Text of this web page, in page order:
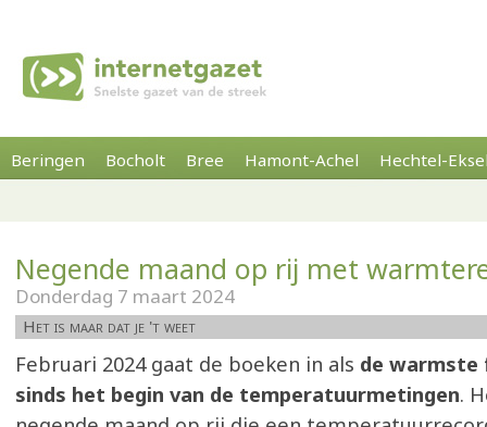
Beringen Bocholt Bree Hamont-Achel Hechtel-
Negende maand op rij met
Donderdag 7 maart 2024
Het is maar dat je 't weet
Februari 2024 gaat de boeken in als de warmste
sinds het begin van de temperatuurmetingen.